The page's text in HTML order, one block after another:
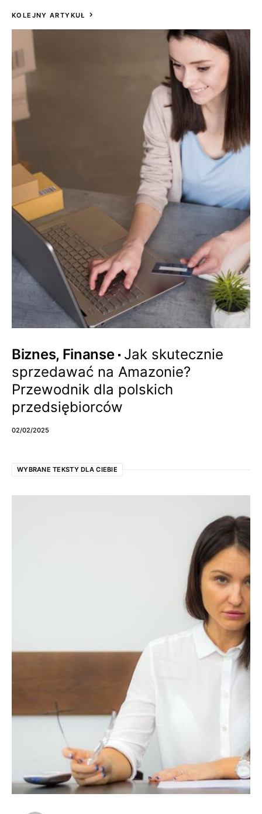
KOLEJNY ARTYKUŁ
Biznes, Finanse
Jak skutecznie
sprzedawać na Amazonie?
Przewodnik dla polskich
przedsiębiorców
02/02/2025
WYBRANE TEKSTY DLA CIEBIE